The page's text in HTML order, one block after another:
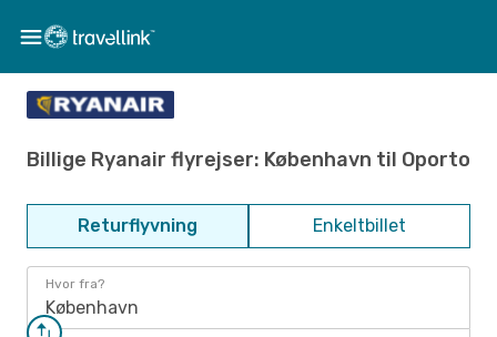
Billige Ryanair flyrejser: København til Oporto
Returflyvning Enkeltbillet
Hvor fra?
København